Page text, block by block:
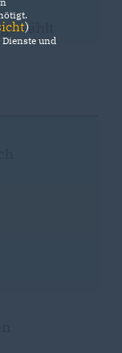
)
und